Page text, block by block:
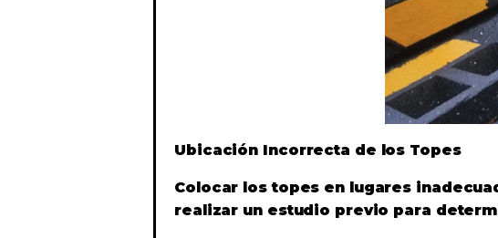
Ubicación Incorrecta de los Topes
Colocar los topes en lugares
realizar un estudio previo para